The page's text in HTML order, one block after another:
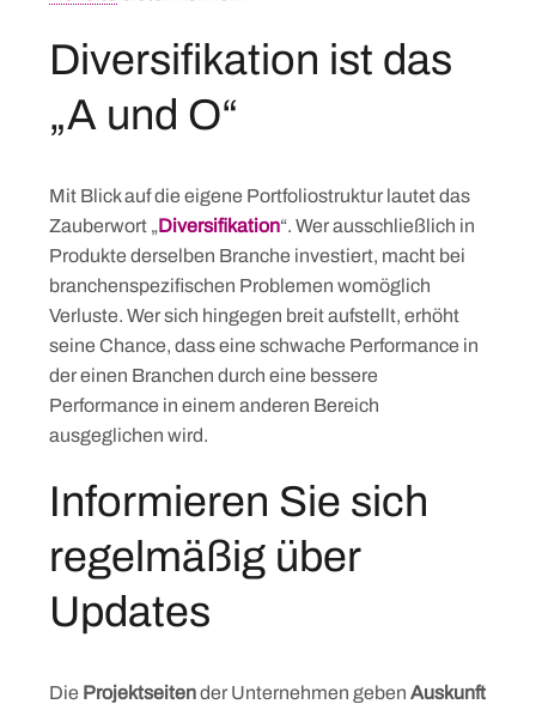
Diversifikation ist das
„A und O“
Mit Blick auf die eigene Portfoliostruktur lautet das
Zauberwort „Diversifikation“. Wer ausschließlich in
Produkte derselben Branche investiert, macht bei
branchenspezifischen Problemen womöglich
Verluste. Wer sich hingegen breit aufstellt, erhöht
seine Chance, dass eine schwache Performance in
der einen Branchen durch eine bessere
Performance in einem anderen Bereich
ausgeglichen wird.
Informieren Sie sich
regelmäßig über
Updates
Die Projektseitender Unternehmen geben Auskunft